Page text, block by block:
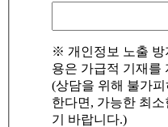
※ 개인정보 노출 방
용은 가급적 기재를
(상담을 위해 불가
한다면, 가능한 최
기 바랍니다.)